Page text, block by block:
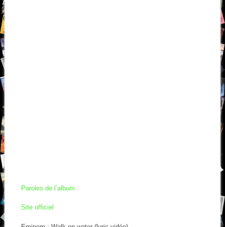
Paroles de l’album
Site officiel